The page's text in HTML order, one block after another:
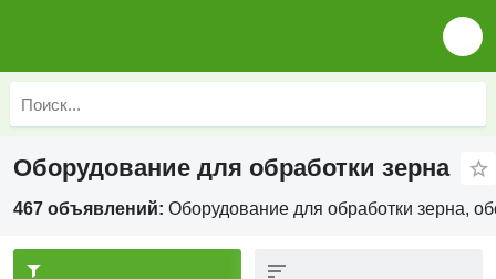
Оборудование для обработки зерна
467 объявлений: Оборудование для обработки зерна,